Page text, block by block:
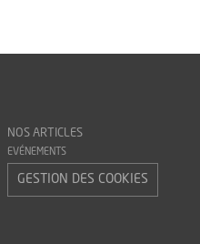
NOS ARTICLES
EVÉNEMENTS
GESTION DES COOKIES